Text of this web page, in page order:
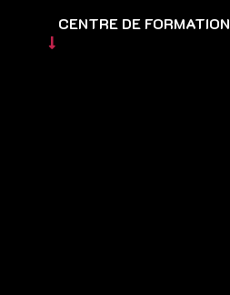
CENTRE DE FORMATION